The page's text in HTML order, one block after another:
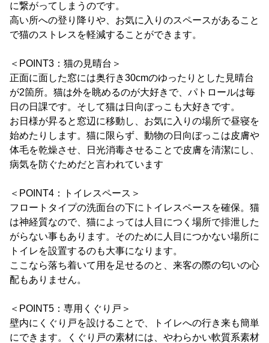
に繋がってしまうのです。
高い所への登り降りや、お気に入りのスペースがあること
で猫のストレスを軽減することができます。
＜POINT3：猫の見晴台＞
正面に面した窓には奥行き30cmのゆったりとした見晴台
が2箇所。猫は外を眺めるのが大好きで、パトロールは毎
日の日課です。そして猫は日向ぼっこも大好きです。
お日様が昇ると窓辺に移動し、お気に入りの場所で昼寝を
始めたりします。猫に限らず、動物の日向ぼっこは皮膚や
体毛を乾燥させ、日光消毒させることで皮膚を清潔にし、
病気を防ぐためだと言われています
＜POINT4：トイレスペース＞
フロートタイプの洗面台の下にトイレスペースを確保。猫
は神経質なので、猫によっては人目につく場所で排泄した
がらない事もあります。そのために人目につかない場所に
トイレを設置するのも大事になります。
ここなら落ち着いて用を足せるのと、来客の際の匂いの心
配もありません。
＜POINT5：専用くぐり戸＞
壁内にくぐり戸を設けることで、トイレへの行き来も簡単
にできます。くぐり戸の素材には、やわらかい軟質系素材